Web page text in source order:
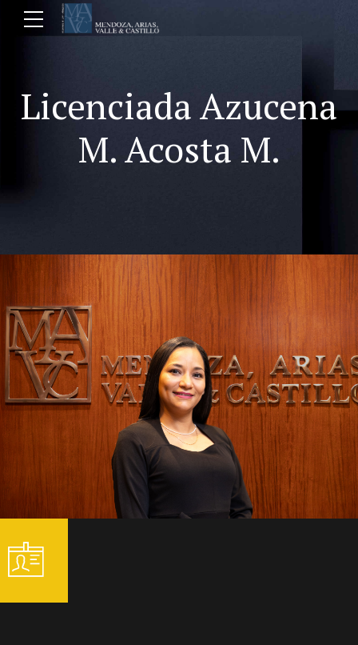
Licenciada Azucena
M. Acosta M.